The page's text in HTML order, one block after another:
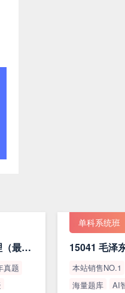
15044 马克思主义基本原理（最新版）
真题
单科系统班
本站销售NO.1
海量题库
AI